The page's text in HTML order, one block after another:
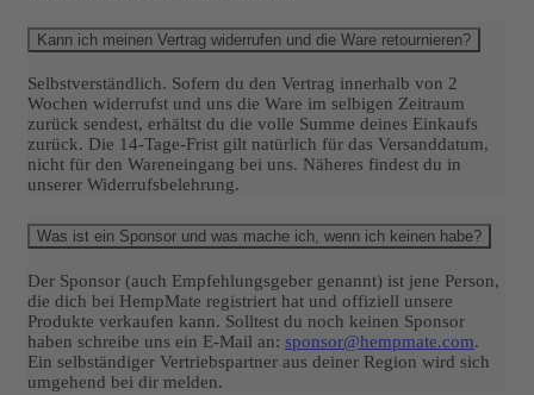
Kann ich meinen Vertrag widerrufen und die Ware retournieren?
Selbstverständlich. Sofern du den Vertrag innerhalb von 2
Wochen widerrufst und uns die Ware im selbigen Zeitraum
zurück sendest, erhältst du die volle Summe deines Einkaufs
zurück. Die 14-Tage-Frist gilt natürlich für das Versanddatum,
nicht für den Wareneingang bei uns. Näheres findest du in
unserer Widerrufsbelehrung.
Was ist ein Sponsor und was mache ich, wenn ich keinen habe?
Der Sponsor (auch Empfehlungsgeber genannt) ist jene Person,
die dich bei HempMate registriert hat und offiziell unsere
Produkte verkaufen kann. Solltest du noch keinen Sponsor
haben schreibe uns ein E-Mail an: sponsor@hempmate.com.
Ein selbständiger Vertriebspartner aus deiner Region wird sich
umgehend bei dir melden.